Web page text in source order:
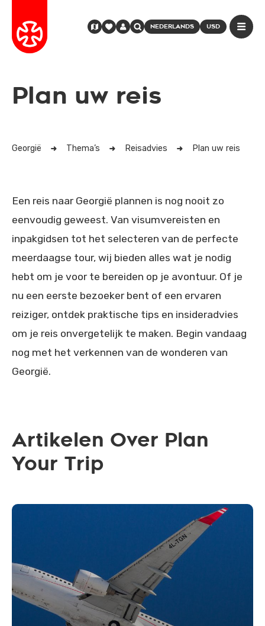
NEDERLANDS USD
Plan uw reis
Georgië Thema’s Reisadvies Plan uw reis
Een reis naar Georgië plannen is nog nooit zo
eenvoudig geweest. Van visumvereisten en
inpakgidsen tot het selecteren van de perfecte
meerdaagse tour, wij bieden alles wat je nodig
hebt om je voor te bereiden op je avontuur. Of je
nu een eerste bezoeker bent of een ervaren
reiziger, ontdek praktische tips en insideradvies
om je reis onvergetelijk te maken. Begin vandaag
nog met het verkennen van de wonderen van
Georgië.
Artikelen Over Plan
Your Trip